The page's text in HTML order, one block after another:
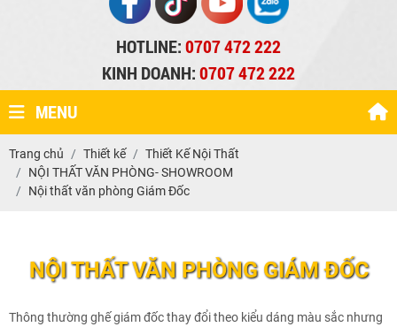
HOTLINE:0707 472 222
KINH DOANH:0707 472 222
MENU
Trang chủ Thiết kế
Thiết Kế Nội Thất
NỘI THẤT VĂN PHÒNG- SHOWROOM
Nội thất văn phòng Giám Đốc
NỘI THẤT VĂN PHÒNG GIÁM ĐỐC
Thông thường ghế giám đốc thay đổi theo kiểu dáng màu sắc nhưng